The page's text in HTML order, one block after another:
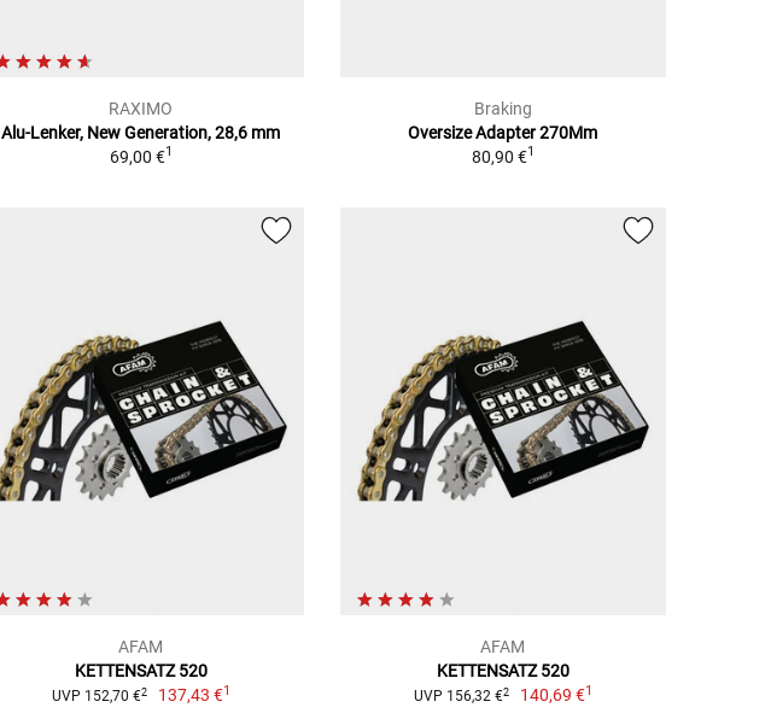
RAXIMO
Alu-Lenker, New Generation, 28,6 mm
69,00 €1
Braking
Oversize Adapter 270Mm
80,90 €1
AFAM
KETTENSATZ 520
UVP 152,70 €2 137,43 €1
AFAM
KETTENSATZ 520
UVP 156,32 €2 140,69 €1